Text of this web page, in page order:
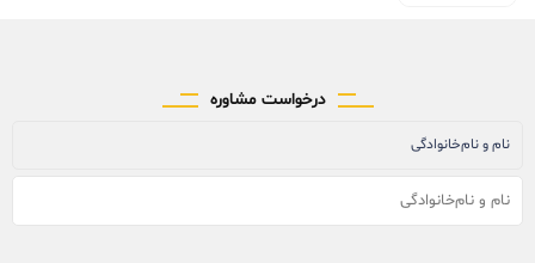
درخواست مشاوره
نام و نام‌خانوادگی